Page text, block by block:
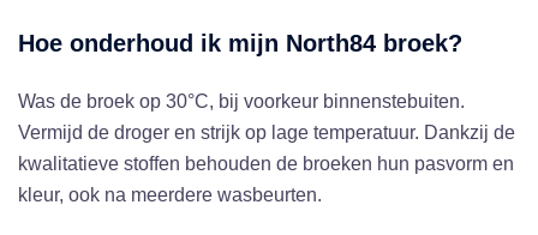
Hoe onderhoud ik mijn North84 broek?
Was de broek op 30°C, bij voorkeur binnenstebuiten.
Vermijd de droger en strijk op lage temperatuur. Dankzij de
kwalitatieve stoffen behouden de broeken hun pasvorm en
kleur, ook na meerdere wasbeurten.